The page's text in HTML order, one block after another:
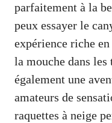
parfaitement à la
peux essayer le
expérience riche
la mouche dans
également une
amateurs de
raquettes à neige